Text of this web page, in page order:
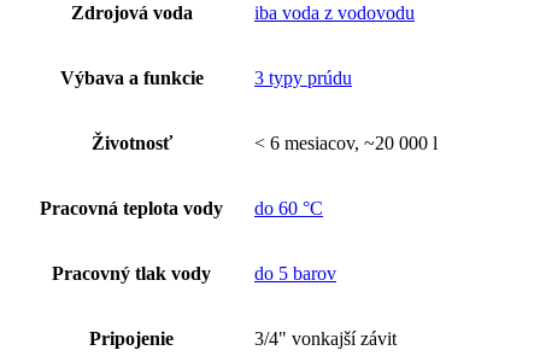
Zdrojová voda iba voda z vodovodu
Výbava a funkcie 3 typy prúdu
Životnosť < 6 mesiacov, ~20 000 l
Pracovná teplota vody do 60 °C
Pracovný tlak vody do 5 barov
Pripojenie 3/4" vonkajší závit